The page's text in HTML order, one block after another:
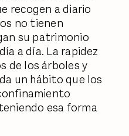
recogen a diario
no tienen
su patrimonio
a día. La rapidez
de los árboles y
un hábito que los
esa forma